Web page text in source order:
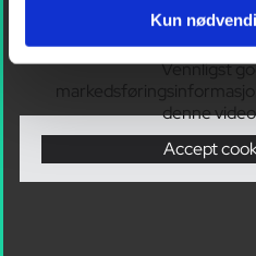
Kun
Vennligst
denne
Accept